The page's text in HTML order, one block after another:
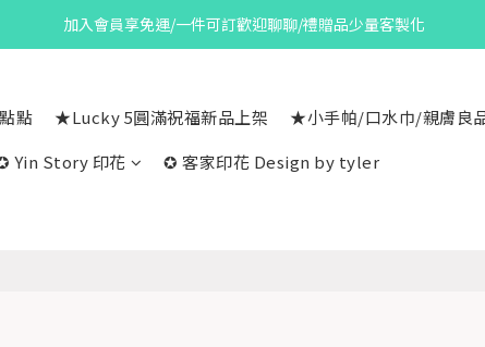
加入會員享免運/一件可訂歡迎聊聊/禮贈品少量客製化
點 ★Lucky 5圓滿祝福新品上架 ★小手帕/口水巾/親膚良
Yin Story 印花
✪ 客家印花 Design by tyler